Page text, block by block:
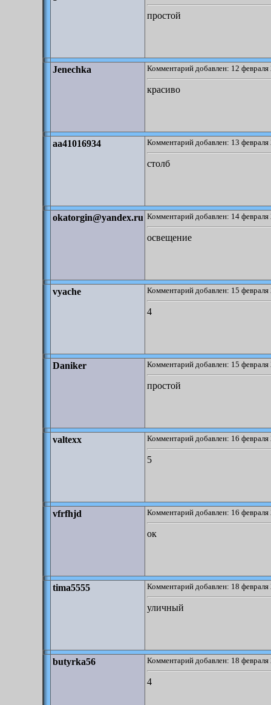
простой
Jenechka Комментарий добавлен: 12
красиво
aa41016934 Комментарий добавлен: 13
столб
okatorgin@yandex.ru Комментарий добавлен: 14
освещение
vyache Комментарий добавлен: 15
4
Daniker Комментарий добавлен: 15
простой
valtexx Комментарий добавлен: 16
5
vfrfhjd Комментарий добавлен: 16
ок
tima5555 Комментарий добавлен: 18
уличный
butyrka56 Комментарий добавлен: 18
4